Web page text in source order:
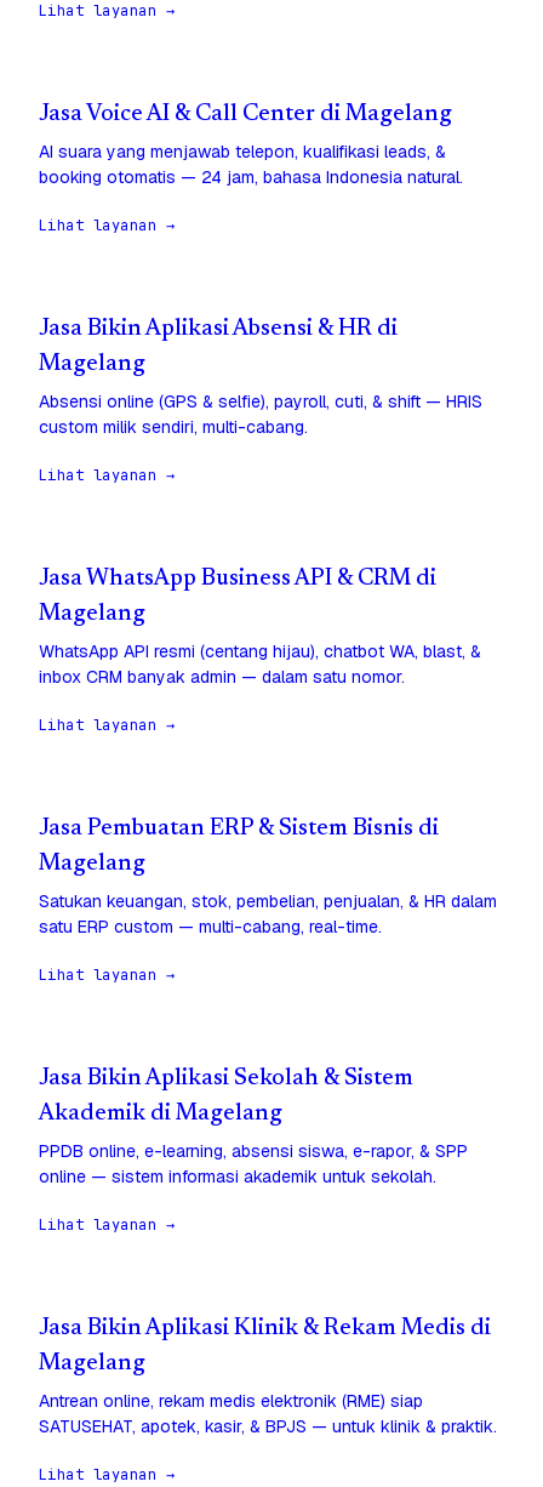
Lihat layanan →
Jasa Voice AI & Call Center di Magelang
AI suara yang menjawab telepon, kualifikasi leads, &
booking otomatis — 24 jam, bahasa Indonesia natural.
Lihat layanan →
Jasa Bikin Aplikasi Absensi & HR di
Magelang
Absensi online (GPS & selfie), payroll, cuti, & shift — HRIS
custom milik sendiri, multi-cabang.
Lihat layanan →
Jasa WhatsApp Business API & CRM di
Magelang
WhatsApp API resmi (centang hijau), chatbot WA, blast, &
inbox CRM banyak admin — dalam satu nomor.
Lihat layanan →
Jasa Pembuatan ERP & Sistem Bisnis di
Magelang
Satukan keuangan, stok, pembelian, penjualan, & HR dalam
satu ERP custom — multi-cabang, real-time.
Lihat layanan →
Jasa Bikin Aplikasi Sekolah & Sistem
Akademik di Magelang
PPDB online, e-learning, absensi siswa, e-rapor, & SPP
online — sistem informasi akademik untuk sekolah.
Lihat layanan →
Jasa Bikin Aplikasi Klinik & Rekam Medis di
Magelang
Antrean online, rekam medis elektronik (RME) siap
SATUSEHAT, apotek, kasir, & BPJS — untuk klinik & praktik.
Lihat layanan →